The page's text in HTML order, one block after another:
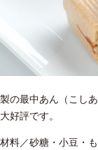
の最中あん（こし
好評です。
料／砂糖・小豆・